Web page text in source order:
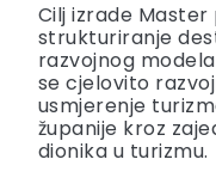
Cilj izrade
strukturiranje
razvojnog
se cjelovito
usmjerenje
županije kroz
dionika u turizmu.